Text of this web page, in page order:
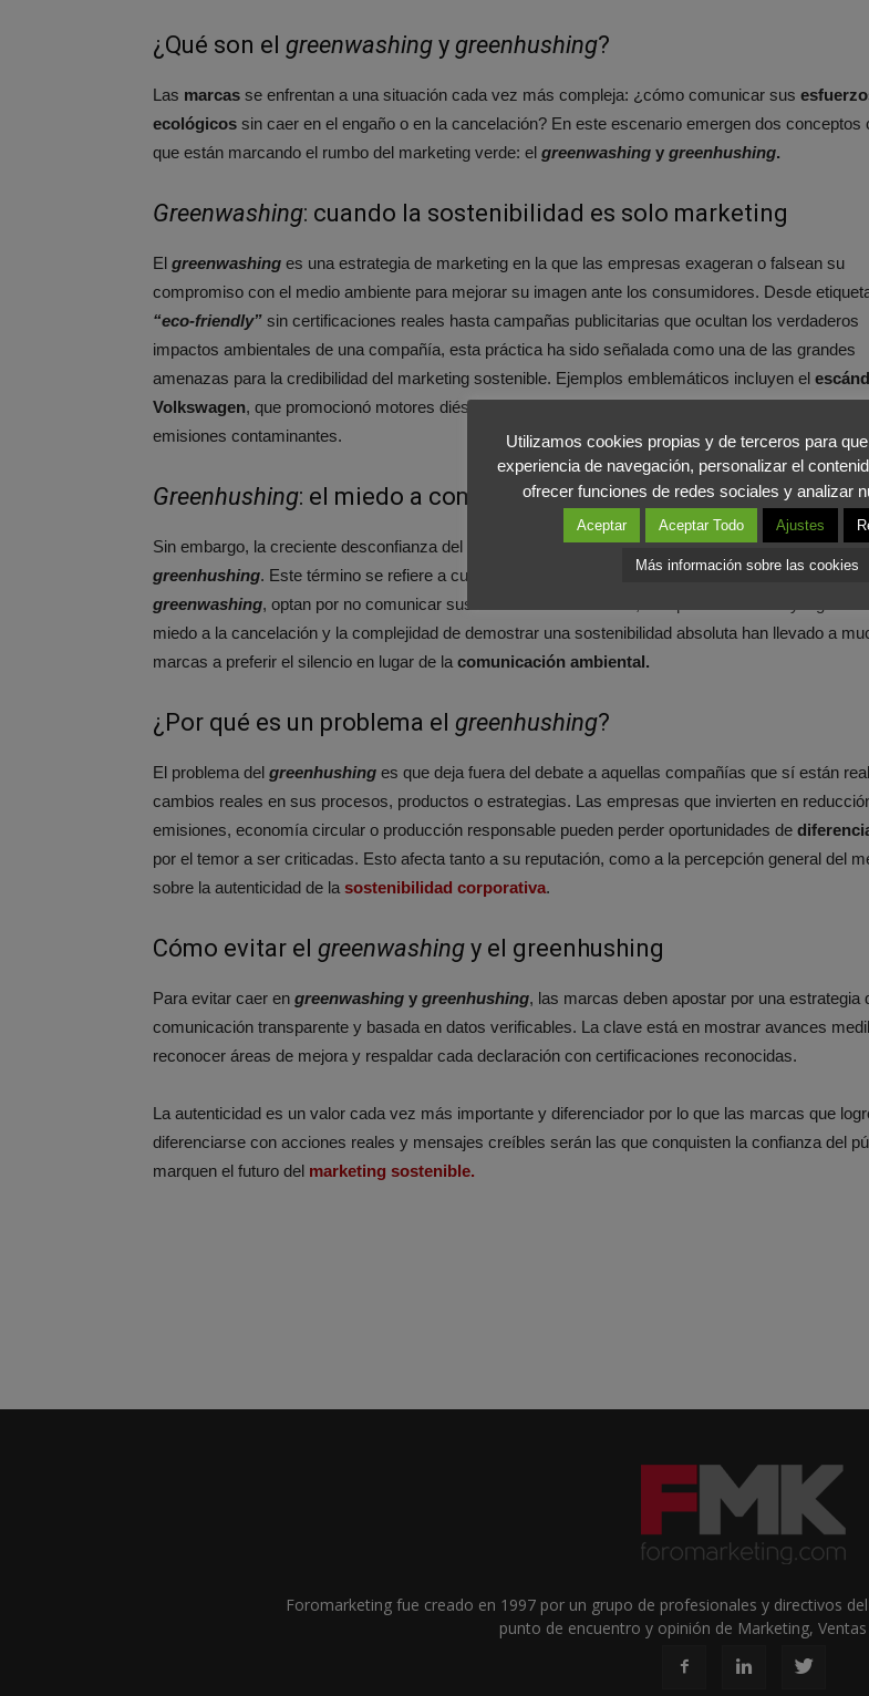
¿Qué son el greenwashing y greenhushing?
Las marcas se enfrentan a una situación cada vez más compleja: ¿cómo comunicar sus
ecológicos sin caer en el engaño o en la cancelación? En este escenario emergen dos conceptos
que están marcando el rumbo del marketing verde: el greenwashing y greenhushing.
Greenwashing: cuando la sostenibilidad es solo marketing
El greenwashing es una estrategia de marketing en la que las empresas exageran o falsean su
compromiso con el medio ambiente para mejorar su imagen ante los consumidores. Desde
“eco-friendly” sin certificaciones reales hasta campañas publicitarias que ocultan los verdaderos
impactos ambientales de una compañía, esta práctica ha sido señalada como una de las grandes
amenazas para la credibilidad del marketing sostenible. Ejemplos emblemáticos incluyen el
Volkswagen, que promocionó motores diésel supuestamente limpios mientras manipulaba los
emisiones contaminantes.
Greenhushing: el miedo a comunicar la sostenibilidad
Sin embargo, la creciente desconfianza del consumidor ha generado una reacción contraria: el
greenhushing. Este término se refiere a cuando las empresas, por temor a ser acusadas de
greenwashing, optan por no comunicar sus esfuerzos sostenibles, aunque sean reales y
miedo a la cancelación y la complejidad de demostrar una sostenibilidad absoluta han llevado a
marcas a preferir el silencio en lugar de la comunicación ambiental.
¿Por qué es un problema el greenhushing?
El problema del greenhushing es que deja fuera del debate a aquellas compañías que sí están
cambios reales en sus procesos, productos o estrategias. Las empresas que invierten en
emisiones, economía circular o producción responsable pueden perder oportunidades de
por el temor a ser criticadas. Esto afecta tanto a su reputación, como a la percepción general del
sobre la autenticidad de la sostenibilidad corporativa.
Cómo evitar el greenwashing y el greenhushing
Para evitar caer en greenwashing y greenhushing, las marcas deben apostar por una estrategia
comunicación transparente y basada en datos verificables. La clave está en mostrar avances
reconocer áreas de mejora y respaldar cada declaración con certificaciones reconocidas.
La autenticidad es un valor cada vez más importante y diferenciador por lo que las marcas que
diferenciarse con acciones reales y mensajes creíbles serán las que conquisten la confianza del
marquen el futuro del marketing sostenible.
Foromarketing fue creado en 1997 por un grupo de profesionales y directivos
punto de encuentro y opinión de Marketing,
Utilizamos cookies propias y de terceros para
experiencia de navegación, personalizar el
ofrecer funciones de redes sociales y analizar
Aceptar Aceptar Todo Ajustes
Más información sobre las cookies